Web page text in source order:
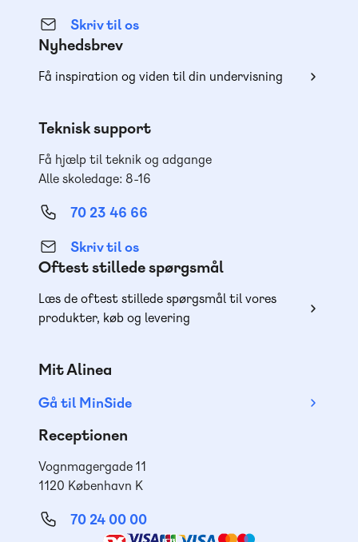
Skriv til os
Nyhedsbrev
Få inspiration og viden til din undervisning
Teknisk support
Få hjælp til teknik og adgange
Alle skoledage: 8-16
70 23 46 66
Skriv til os
Oftest stillede spørgsmål
Læs de oftest stillede spørgsmål til vores
produkter, køb og levering
Mit Alinea
Gå til MinSide
Receptionen
Vognmagergade 11
1120 København K
70 24 00 00